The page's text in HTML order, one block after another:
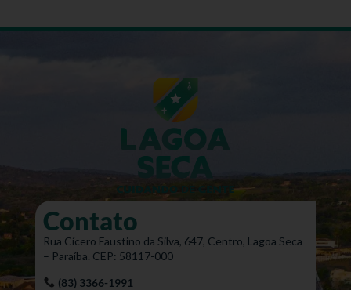
Contato
Rua Cícero Faustino da Silva, 647, Centro, Lagoa Seca
– Paraíba. CEP: 58117-000
(83) 3366-1991